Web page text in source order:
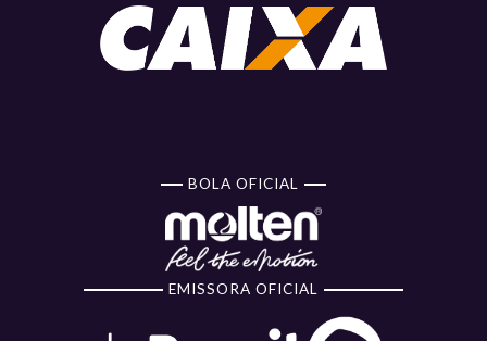
BOLA OFICIAL
EMISSORA OFICIAL